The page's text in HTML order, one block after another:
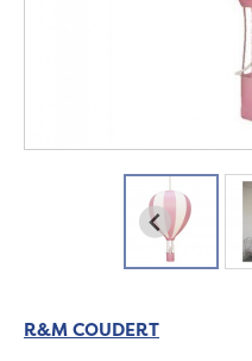
R&M COUDERT